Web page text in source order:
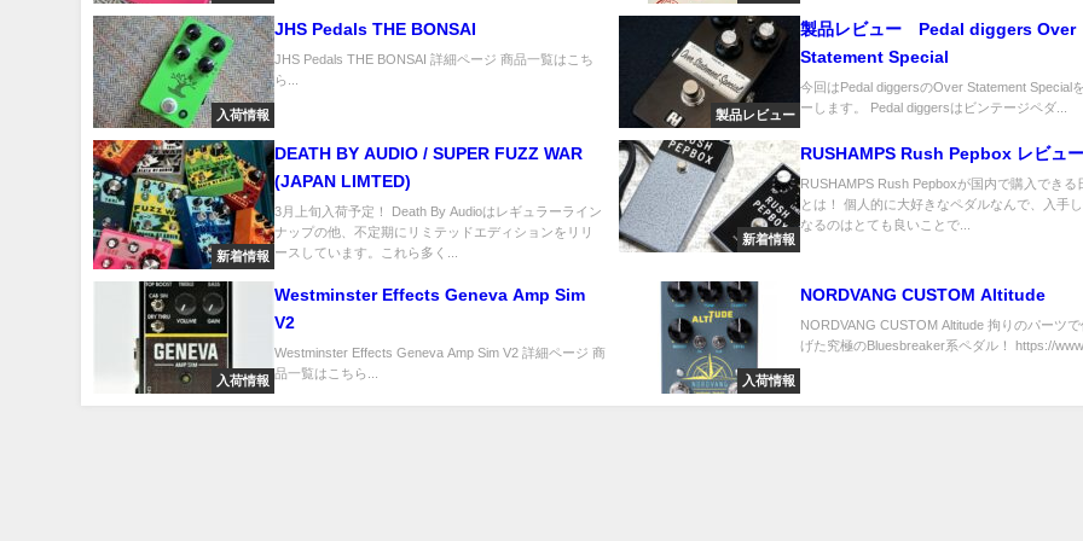
入荷情報
JHS Pedals THE BONSAI
JHS Pedals THE BONSAI 詳細ページ 商品一覧はこち
ら...
製品レビュー
製品レビュー Pedal diggers Over
Statement Special
今回はPedal diggersのOver Statement Special
ーします。 Pedal diggersはビンテージペダ...
新着情報
DEATH BY AUDIO / SUPER FUZZ WAR
(JAPAN LIMTED)
3月上旬入荷予定！ Death By Audioはレギュラーライン
ナップの他、不定期にリミテッドエディションをリリ
ースしています。これら多く...
新着情報
RUSHAMPS Rush Pepbox レビュー
RUSHAMPS Rush Pepboxが国内で購入できる
とは！ 個人的に大好きなペダルなんで、入手し
なるのはとても良いことで...
入荷情報
Westminster Effects Geneva Amp Sim
V2
Westminster Effects Geneva Amp Sim V2 詳細ページ 商
品一覧はこちら...
入荷情報
NORDVANG CUSTOM Altitude
NORDVANG CUSTOM Altitude 拘りのパーツで
げた究極のBluesbreaker系ペダル！ https://